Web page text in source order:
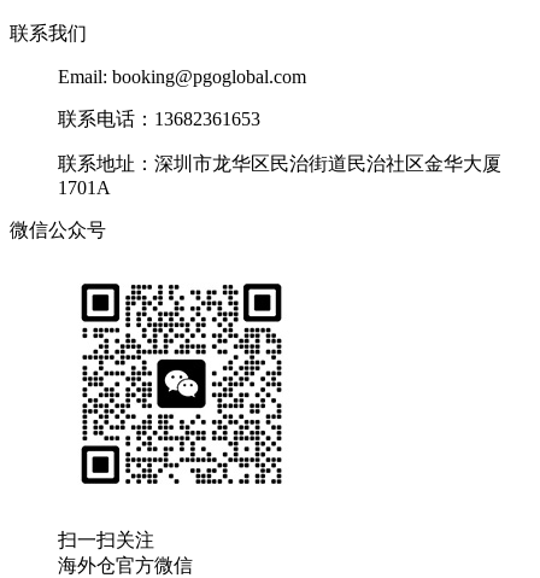
联系我们
Email: booking@pgoglobal.com
联系电话：13682361653
联系地址：深圳市龙华区民治街道民治社区金华大厦
1701A
微信公众号
扫一扫关注
海外仓官方微信